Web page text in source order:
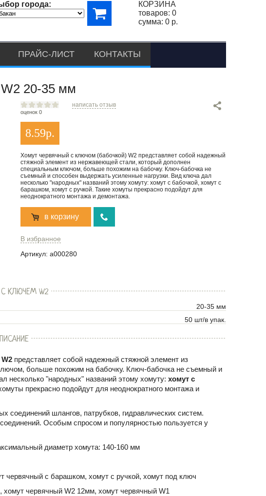
города:
КОРЗИНА
товаров: 0
сумма: 0 р.
ПРАЙС-ЛИСТ КОНТАКТЫ
20-35 мм
оценок 0
написать отзыв
8.59р.
Хомут червячный с ключом (бабочкой) W2 представляет собой надежный
стяжной элемент из нержавеющей стали, который дополнен
специальным ключом, больше похожим на бабочку. Ключ-бабочка не
съемный и способен выдержать усиленные нагрузки. Вид ключа дал
несколько "народных" названий этому хомуту: хомут с бабочкой, хомут с
барашком, хомут с ручкой. Такие хомуты прекрасно подойдут для
неоднократного монтажа и демонтажа.
в корзину
В избранное
Артикул: a000280
КЛЮЧЕМ W2
20-35 мм
50 шт/в упак.
представляет собой надежный стяжной элемент из
больше похожим на бабочку. Ключ-бабочка не съемный и
несколько "народных" названий этому хомуту: хомут с
прекрасно подойдут для неоднократного монтажа и
соединений шлангов, патрубков, гидравлических систем.
Особым спросом и популярностью пользуется у
диаметр хомута: 140-160 мм
червячный с барашком, хомут с ручкой, хомут под ключ
червячный W2 12мм, хомут червячный W1